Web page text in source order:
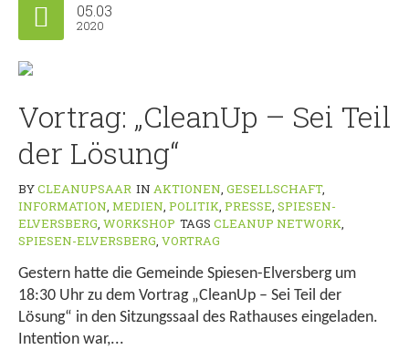
05.03
2020
Vortrag: „CleanUp – Sei Teil
der Lösung“
BYCLEANUPSAAR IN AKTIONEN, GESELLSCHAFT,
INFORMATION, MEDIEN, POLITIK, PRESSE, SPIESEN-
ELVERSBERG, WORKSHOP TAGS CLEANUP NETWORK,
SPIESEN-ELVERSBERG, VORTRAG
Gestern hatte die Gemeinde Spiesen-Elversberg um
18:30 Uhr zu dem Vortrag „CleanUp – Sei Teil der
Lösung“ in den Sitzungssaal des Rathauses eingeladen.
Intention war,...